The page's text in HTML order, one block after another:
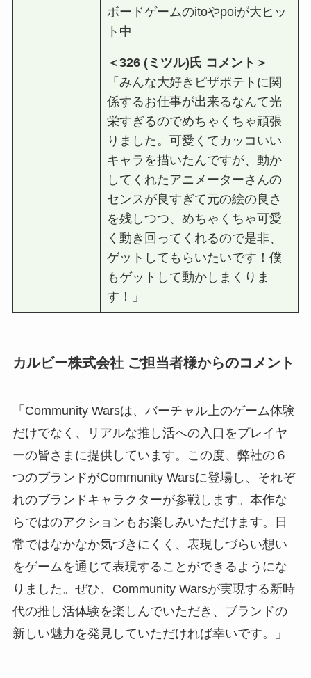
ボードゲームのitoやpoiが⼤ヒッ
ト中
＜326 (ミツル)⽒ コメント＞
「みんな⼤好きピザポテトに関
係するお仕事が出来るなんて光
栄すぎるのでめちゃくちゃ頑張
りました。可愛くてカッコいい
キャラを描いたんですが、動か
してくれたアニメーターさんの
センスが良すぎて元の絵の良さ
を残しつつ、めちゃくちゃ可愛
く動き回ってくれるので是⾮、
ゲットしてもらいたいです！僕
もゲットして動かしまくりま
す！」
カルビー株式会社 ご担当者様からのコメント
「Community Warsは、バーチャル上のゲーム体験
だけでなく、リアルな推し活への⼊⼝をプレイヤ
ーの皆さまに提供しています。この度、弊社の６
つのブランドがCommunity Warsに登場し、それぞ
れのブランドキャラクターが参戦します。本作な
らではのアクションもお楽しみいただけます。⽇
常ではなかなか気づきにくく、表現しづらい想い
をゲームを通じて表現することができるようにな
りました。ぜひ、Community Warsが実現する新時
代の推し活体験を楽しんでいただき、ブランドの
新しい魅⼒を発⾒していただければ幸いです。」